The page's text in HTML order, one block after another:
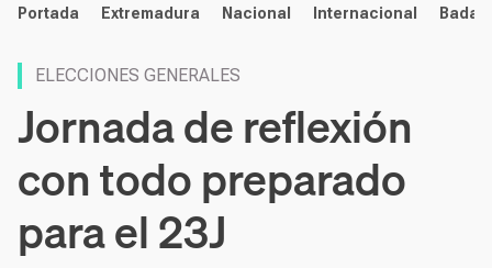
Portada Extremadura Nacional Internacional
ELECCIONES GENERALES
Jornada de reflexión
con todo preparado
para el 23J